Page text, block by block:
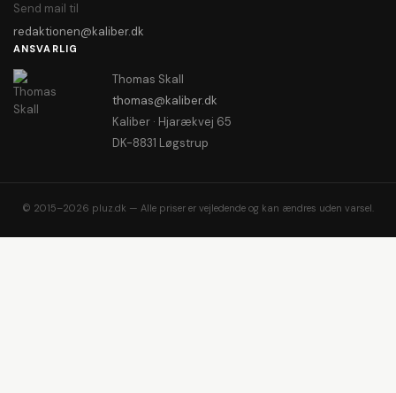
Send mail til
redaktionen@kaliber.dk
ANSVARLIG
Thomas Skall
thomas@kaliber.dk
Kaliber · Hjarækvej 65
DK-8831 Løgstrup
© 2015–2026 pluz.dk — Alle priser er vejledende og kan ændres uden varsel.